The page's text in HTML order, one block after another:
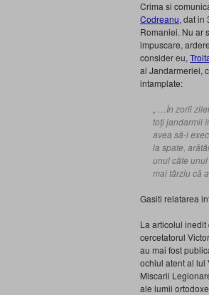
Crima si
Codreanu, dat in
Romaniei. Nu ar
impuscare,
consider eu,
al Jandarmeriei,
intamplate:
„ …În zorii
toţi jandarmii
avea să-i
la spate,
unul câte
mai târziu că
Gasiti relatarea
La articolul
cercetatorul
au mai fost
ochiul atent al lui
Miscarii
ale lumii